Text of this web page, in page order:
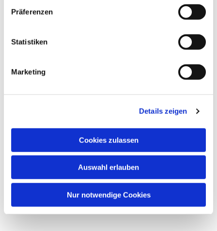
Präferenzen
Statistiken
Marketing
Details zeigen
Cookies zulassen
Auswahl erlauben
Nur notwendige Cookies